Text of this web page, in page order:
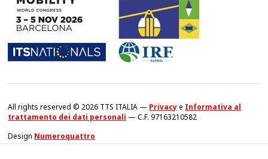
All rights reserved © 2026 TTS ITALIA — Privacye Informativa al
trattamento dei dati personali — C.F. 97163210582
Design Numeroquattro